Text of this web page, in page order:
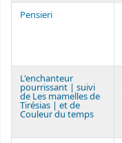
Pensieri
L'enchanteur
pourrissant | suivi
de Les mamelles de
Tirésias | et de
Couleur du temps